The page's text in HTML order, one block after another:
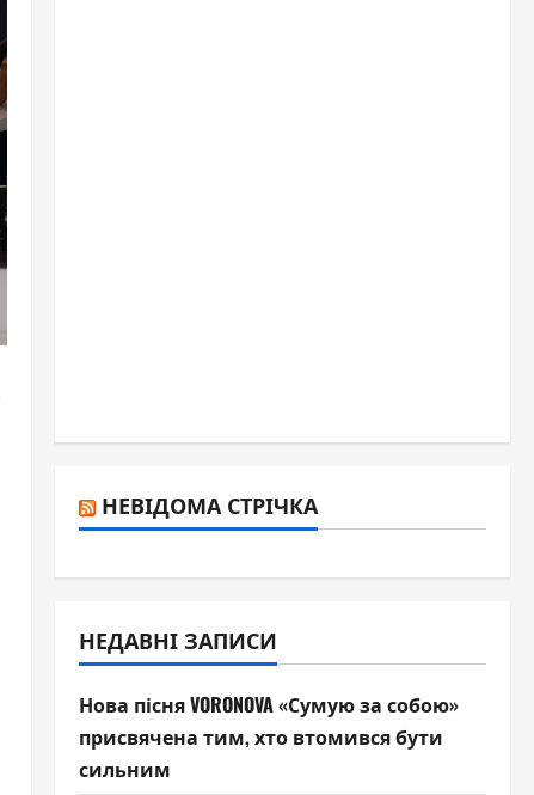
НЕВІДОМА СТРІЧКА
НЕДАВНІ ЗАПИСИ
Нова пісня VORONOVA «Сумую за собою»
присвячена тим, хто втомився бути
сильним